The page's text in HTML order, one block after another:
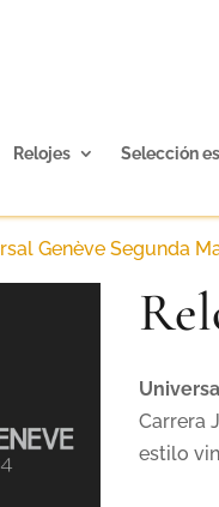
Relojes Selección
Genève Segunda
Carrera
estilo